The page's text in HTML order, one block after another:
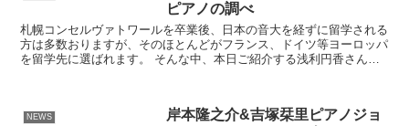
ピアノの調べ
札幌コンセルヴァトワールを卒業後、日本の音大を経ずに留学される
方は多数おりますが、そのほとんどがフランス、ドイツ等ヨーロッパ
を留学先に選ばれます。 そんな中、本日ご紹介する浅利円香さんは
NEWS
岸本隆之介&吉塚栞里ピアノジョ